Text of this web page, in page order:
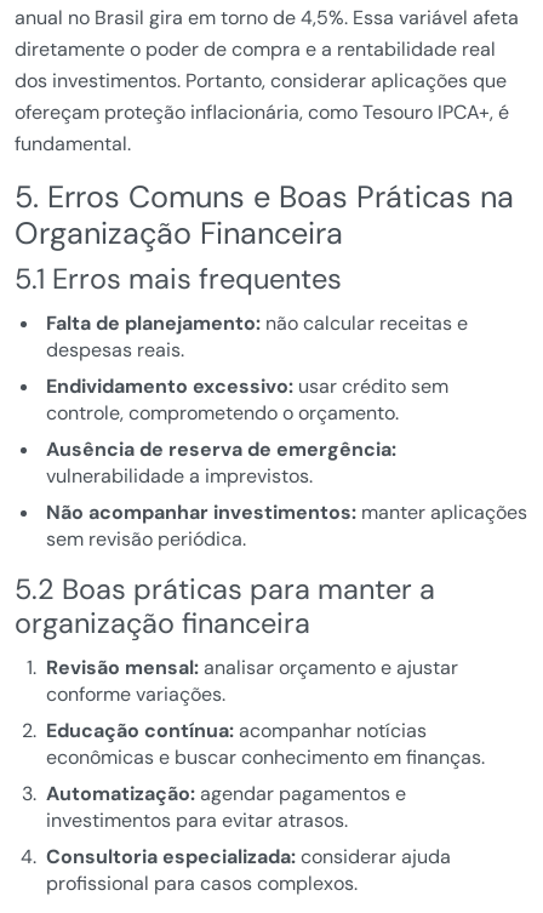
anual no Brasil gira em torno de 4,5%. Essa variável afeta
diretamente o poder de compra e a rentabilidade real
dos investimentos. Portanto, considerar aplicações que
ofereçam proteção inflacionária, como Tesouro IPCA+, é
fundamental.
5. Erros Comuns e Boas Práticas na
Organização Financeira
5.1 Erros mais frequentes
Falta de planejamento:não calcular receitas e
despesas reais.
Endividamento excessivo:usar crédito sem
controle, comprometendo o orçamento.
Ausência de reserva de emergência:
vulnerabilidade a imprevistos.
Não acompanhar investimentos:manter aplicações
sem revisão periódica.
5.2 Boas práticas para manter a
organização financeira
Revisão mensal:analisar orçamento e ajustar
conforme variações.
Educação contínua:acompanhar notícias
econômicas e buscar conhecimento em finanças.
Automatização:agendar pagamentos e
investimentos para evitar atrasos.
Consultoria especializada:considerar ajuda
profissional para casos complexos.